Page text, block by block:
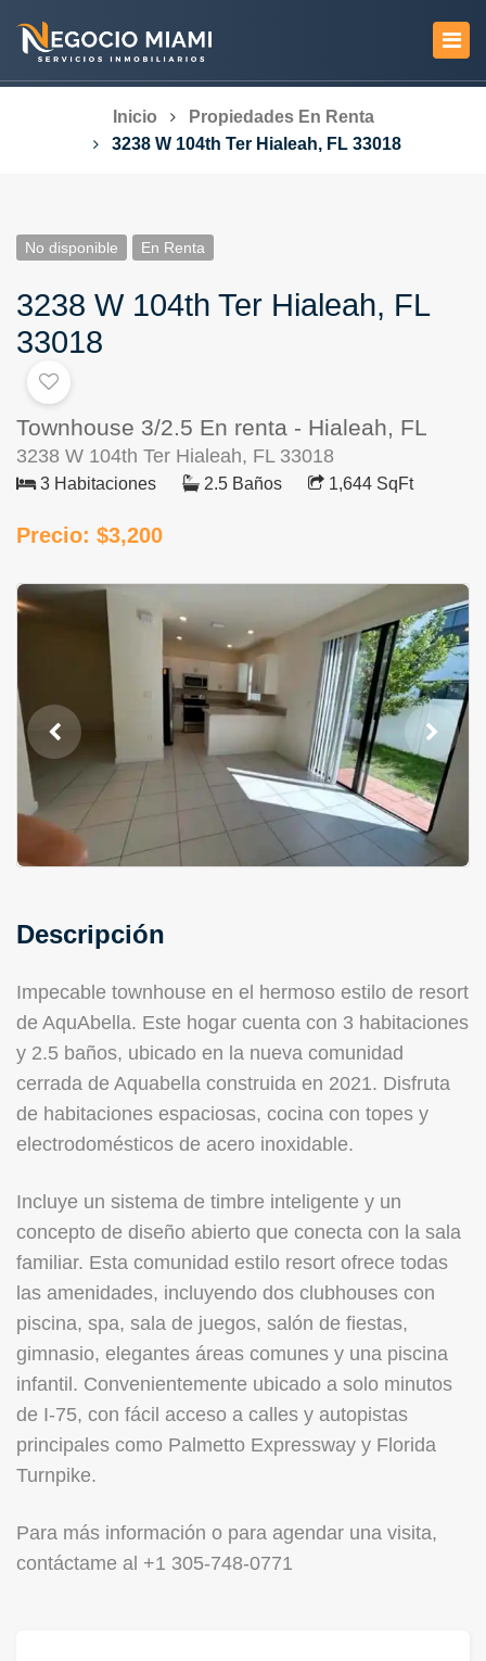
Inicio
Propiedades En Renta
3238 W 104th Ter Hialeah, FL 33018
No disponible En Renta
3238 W 104th Ter Hialeah, FL
33018
Townhouse 3/2.5 En renta - Hialeah, FL
3238 W 104th Ter Hialeah, FL 33018
3 Habitaciones 2.5 Baños 1,644 SqFt
Precio: $3,200
Descripción
Impecable townhouse en el hermoso estilo de resort
de AquAbella. Este hogar cuenta con 3 habitaciones
y 2.5 baños, ubicado en la nueva comunidad
cerrada de Aquabella construida en 2021. Disfruta
de habitaciones espaciosas, cocina con topes y
electrodomésticos de acero inoxidable.
Incluye un sistema de timbre inteligente y un
concepto de diseño abierto que conecta con la sala
familiar. Esta comunidad estilo resort ofrece todas
las amenidades, incluyendo dos clubhouses con
piscina, spa, sala de juegos, salón de fiestas,
gimnasio, elegantes áreas comunes y una piscina
infantil. Convenientemente ubicado a solo minutos
de I-75, con fácil acceso a calles y autopistas
principales como Palmetto Expressway y Florida
Turnpike.
Para más información o para agendar una visita,
contáctame al +1 305-748-0771